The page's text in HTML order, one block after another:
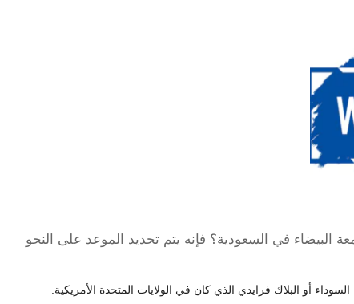
البيضاء في السعودية؟ فإنه يتم تحديد الموعد على النحو
أو البلاك فرايدي الذي كان في الولايات المتحدة الأمريكية.